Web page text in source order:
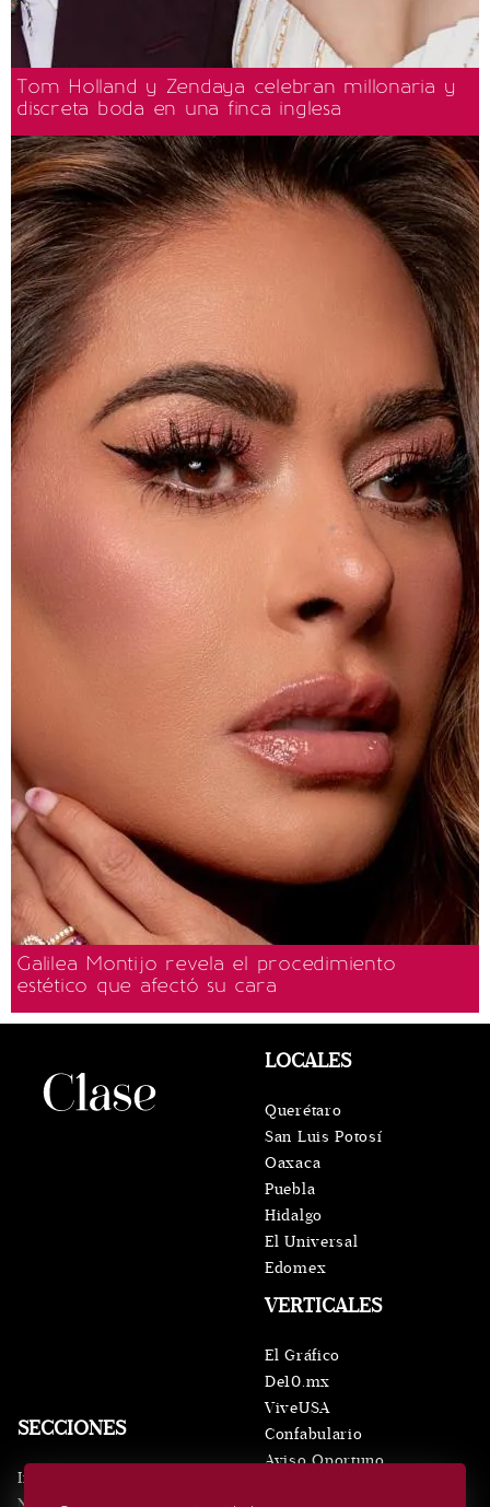
Tom Holland y Zendaya celebran millonaria y
discreta boda en una finca inglesa
Galilea Montijo revela el procedimiento
estético que afectó su cara
SECCIONES
Inicio
VERTICALES
El Gráfico
De10.mx
ViveUSA
Confabulario
Aviso Oportuno
LOCALES
Querétaro
San Luis Potosí
Oaxaca
Puebla
Hidalgo
El Universal
Edomex